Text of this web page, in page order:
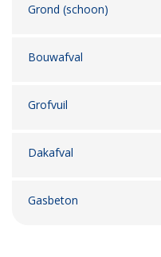
Grond (schoon)
Bouwafval
Grofvuil
Dakafval
Gasbeton